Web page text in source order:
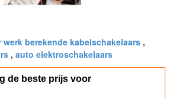
werk berekende kabelschakelaars ,
, auto elektroschakelaars
de beste prijs voor